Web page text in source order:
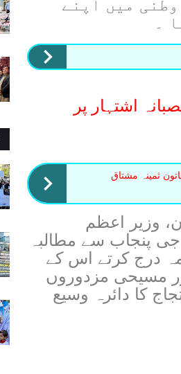
۔
اشتہار پر
ثمینہ مشتاق